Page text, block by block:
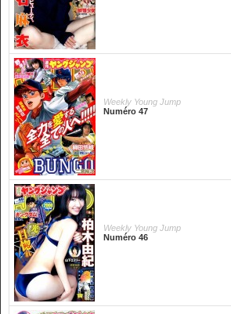
Weekly Young Jump
Numéro 47
Weekly Young Jump
Numéro 46